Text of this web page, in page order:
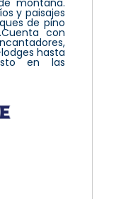
y paisajes
de pino
con
hasta
en las